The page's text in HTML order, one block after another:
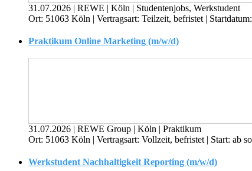
31.07.2026 | REWE | Köln | Studentenjobs, Werkstudent
Ort: 51063 Köln | Vertragsart: Teilzeit, befristet |
Praktikum Online Marketing (m/w/d)
31.07.2026 | REWE Group | Köln | Praktikum
Ort: 51063 Köln | Vertragsart: Vollzeit, befristet | Start: ab
Werkstudent Nachhaltigkeit Reporting (m/w/d)